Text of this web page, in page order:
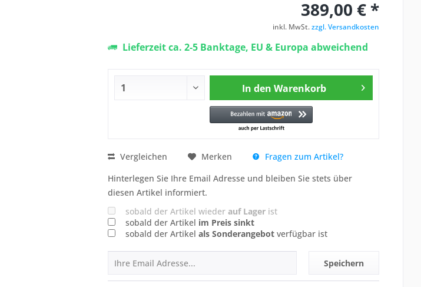
389,00 € *
inkl. MwSt.zzgl. Versandkosten
Lieferzeit ca. 2-5 Banktage, EU & Europa abweichend
In den Warenkorb
Vergleichen Merken
Fragen zum Artikel?
Hinterlegen Sie Ihre Email Adresse und bleiben Sie stets über
diesen Artikel informiert.
sobald der Artikel wieder auf Lagerist
sobald der Artikel im Preis sinkt
sobald der Artikel als Sonderangebotverfügbar ist
Speichern